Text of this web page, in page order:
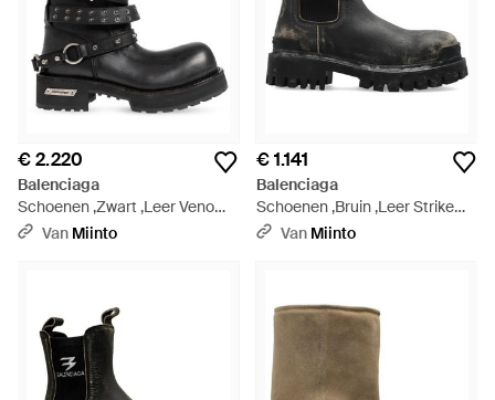
€ 2.220
Balenciaga
Schoenen ,Zwart ,Leer Venom
City Leren Platformschoenen -
Van Miinto
€ 1.141
Balenciaga
Schoenen ,Bruin ,Leer Strike
Chelsea Boots - Zwart
Van Miinto